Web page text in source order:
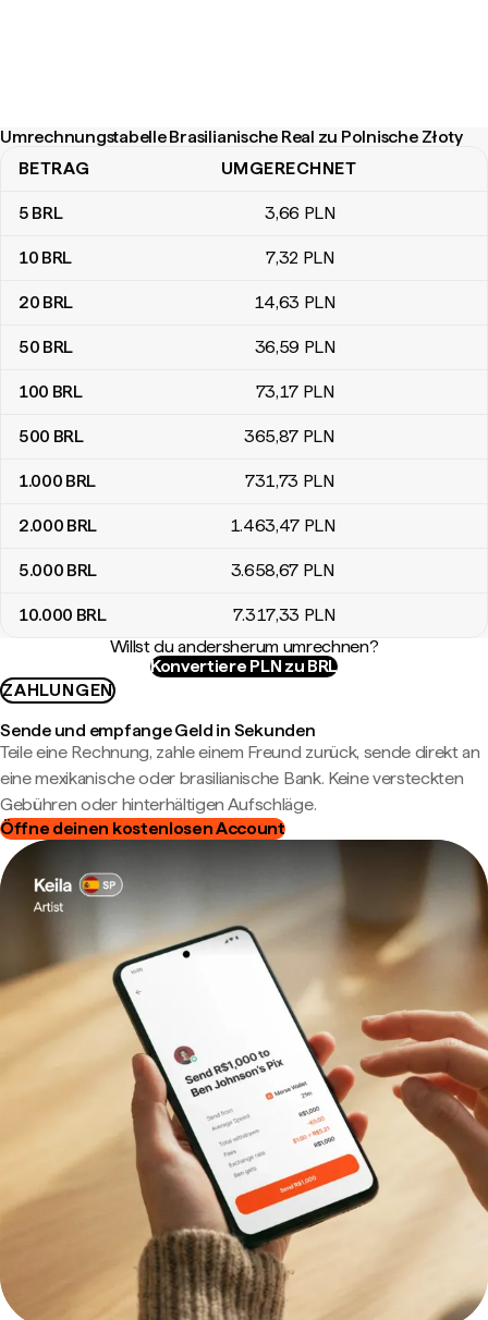
Umrechnungstabelle Brasilianische Real zu Polnische Złoty
Umrechnungstabelle Brasilianische Real zu Polnische Złoty
BETRAG UMGERECHNET
5 BRL 3,66 PLN
10 BRL 7,32 PLN
20 BRL 14,63 PLN
50 BRL 36,59 PLN
100 BRL 73,17 PLN
500 BRL 365,87 PLN
1.000 BRL 731,73 PLN
2.000 BRL 1.463,47 PLN
5.000 BRL 3.658,67 PLN
10.000 BRL 7.317,33 PLN
Willst du andersherum umrechnen?
Konvertiere PLN zu BRL
ZAHLUNGEN
Sende und empfange Geld in Sekunden
Teile eine Rechnung, zahle einem Freund zurück, sende direkt an
eine mexikanische oder brasilianische Bank. Keine versteckten
Gebühren oder hinterhältigen Aufschläge.
Öffne deinen kostenlosen Account